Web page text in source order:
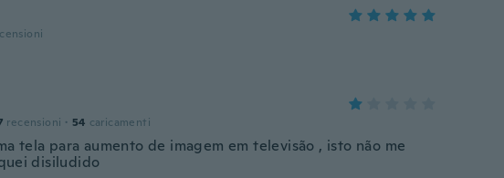
recensioni · 54 caricamenti
tela para aumento de imagem em televisão , isto não me
disiludido